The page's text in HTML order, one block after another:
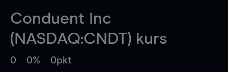
Conduent Inc
(NASDAQ:CNDT) kurs
0 0% 0pkt